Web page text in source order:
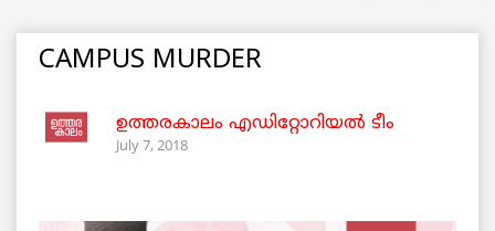
CAMPUS MURDER
ഉത്തരകാലം എഡിറ്റോറിയല്‍ ടീം
July 7, 2018